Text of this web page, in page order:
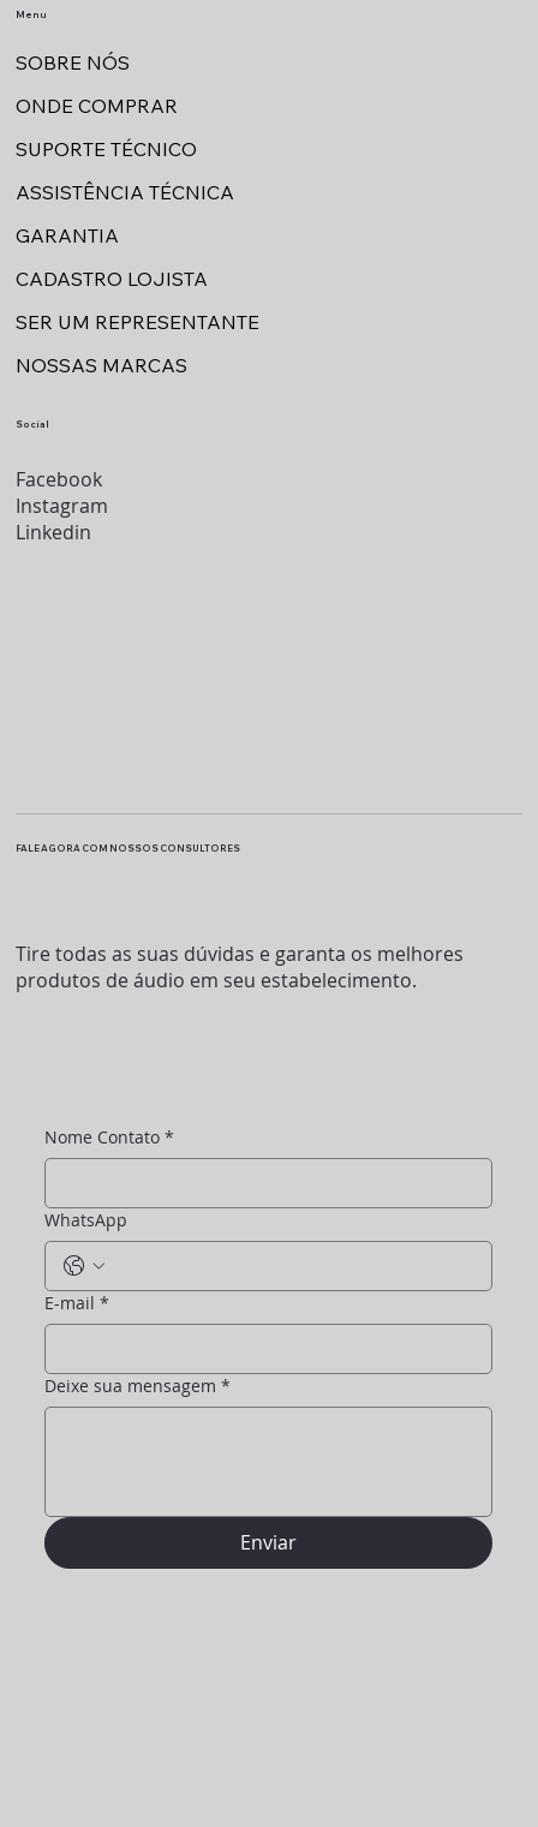
Menu
SOBRE NÓS
ONDE COMPRAR
SUPORTE TÉCNICO
ASSISTÊNCIA TÉCNICA
GARANTIA
CADASTRO LOJISTA
SER UM REPRESENTANTE
NOSSAS MARCAS
Social
Facebook
Instagram
Linkedin
FALE AGORA COM NOSSOS CONSULTORES
Tire todas as suas dúvidas e garanta os melhores
produtos de áudio em seu estabelecimento.
Nome Contato *
WhatsApp
E-mail *
Deixe sua mensagem *
Enviar